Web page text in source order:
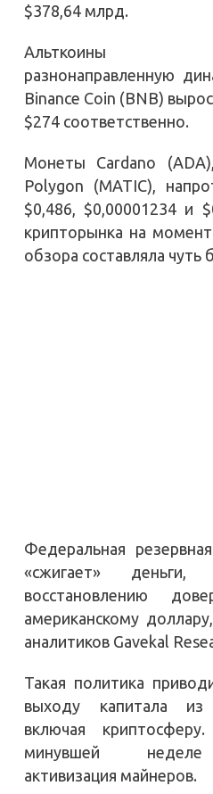
$378,64 млрд.
Альткоины
разнонаправленную
Binance Coin (BNB)
$274 соответственно.
Монеты Cardano
Polygon (MATIC),
$0,486, $0,00001234 и
крипторынка на
обзора составляла
Федеральная
«сжигает» деньги,
восстановлению
американскому
аналитиков Gavekal
Такая политика
выходу капитала из
включая
минувшей неделе
активизация майнеров.